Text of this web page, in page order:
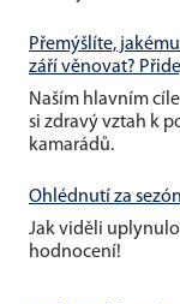
Přemýšlíte,
září věnovat?
Naším hlavním
si zdravý vztah k
kamarádů.
Ohlédnutí za
Jak viděli
hodnocení!